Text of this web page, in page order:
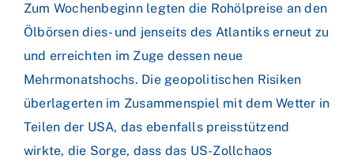
Zum Wochenbeginn legten die Rohölpreise an den
Ölbörsen dies- und jenseits des Atlantiks erneut zu
und erreichten im Zuge dessen neue
Mehrmonatshochs. Die geopolitischen Risiken
überlagerten im Zusammenspiel mit dem Wetter in
Teilen der USA, das ebenfalls preisstützend
wirkte, die Sorge, dass das US-Zollchaos